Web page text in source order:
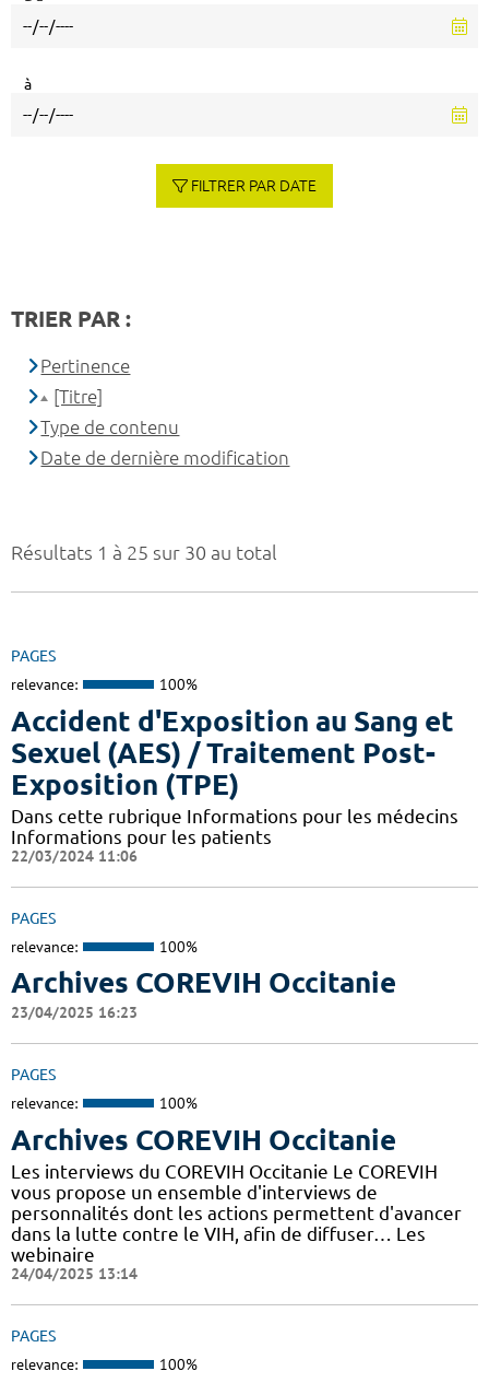
Résultats 1 à 25 sur 30 au total
PAGES
relevance: 100%
Accident d'Exposition au Sang et
Sexuel (AES) / Traitement Post-
Exposition (TPE)
Dans cette rubrique Informations pour les médecins
Informations pour les patients
22/03/2024 11:06
PAGES
relevance: 100%
Archives COREVIH Occitanie
23/04/2025 16:23
PAGES
relevance: 100%
Archives COREVIH Occitanie
Les interviews du COREVIH Occitanie Le COREVIH
vous propose un ensemble d'interviews de
personnalités dont les actions permettent d'avancer
dans la lutte contre le VIH, afin de diffuser… Les
webinaire
24/04/2025 13:14
PAGES
relevance: 100%
à
FILTRER PAR DATE
TRIER PAR :
Pertinence
[Titre]
Type de contenu
Date de dernière modification